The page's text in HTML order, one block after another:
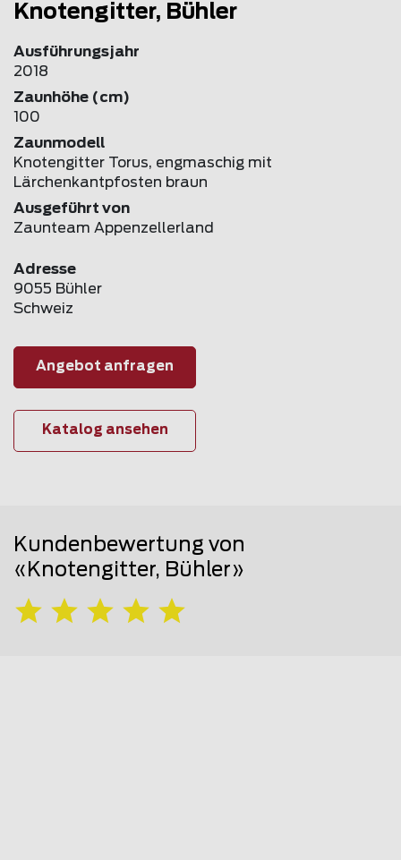
Knotengitter, Bühler
Ausführungsjahr
2018
Zaunhöhe (cm)
100
Zaunmodell
Knotengitter Torus, engmaschig mit
Lärchenkantpfosten braun
Ausgeführt von
Zaunteam Appenzellerland
Adresse
9055 Bühler
Schweiz
Angebot anfragen
Katalog ansehen
Kundenbewertung von
«Knotengitter, Bühler»